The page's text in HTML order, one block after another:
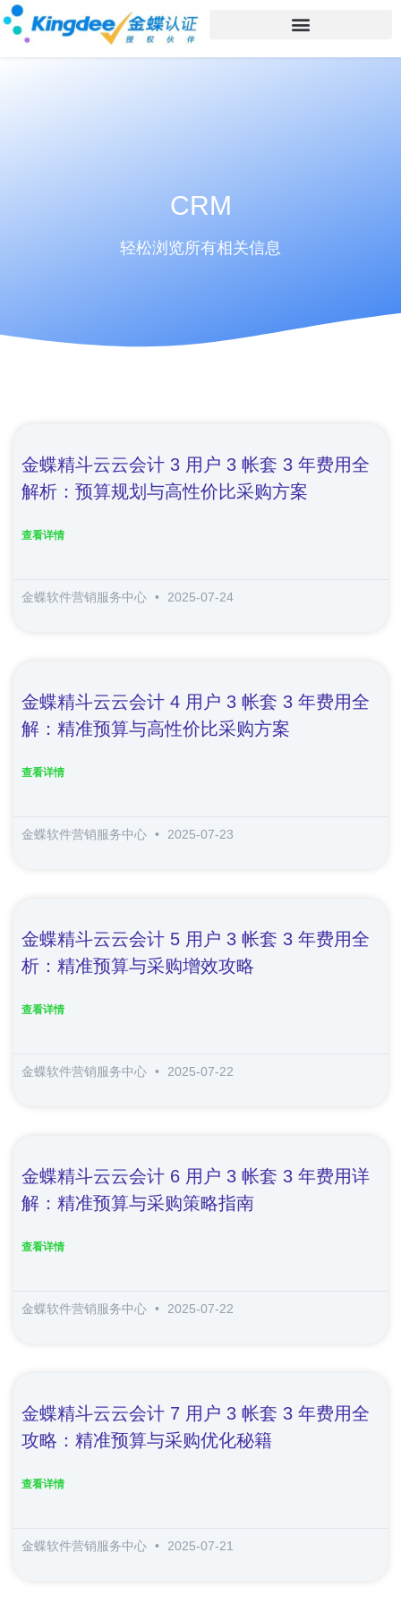
CRM
轻松浏览所有相关信息
金蝶精斗云云会计 3 用户 3 帐套 3 年费用全
解析：预算规划与高性价比采购方案
查看详情
金蝶软件营销服务中心 2025-07-24
金蝶精斗云云会计 4 用户 3 帐套 3 年费用全
解：精准预算与高性价比采购方案
查看详情
金蝶软件营销服务中心 2025-07-23
金蝶精斗云云会计 5 用户 3 帐套 3 年费用全
析：精准预算与采购增效攻略
查看详情
金蝶软件营销服务中心 2025-07-22
金蝶精斗云云会计 6 用户 3 帐套 3 年费用详
解：精准预算与采购策略指南
查看详情
金蝶软件营销服务中心 2025-07-22
金蝶精斗云云会计 7 用户 3 帐套 3 年费用全
攻略：精准预算与采购优化秘籍
查看详情
金蝶软件营销服务中心 2025-07-21